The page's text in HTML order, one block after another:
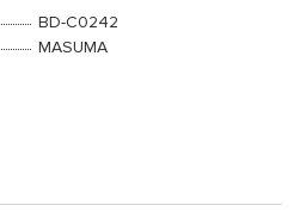
BD-C0242
MASUMA